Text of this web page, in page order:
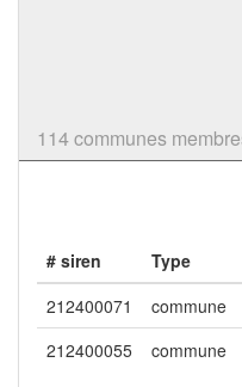
114 communes
# siren Type
212400071
commune
212400055
commune